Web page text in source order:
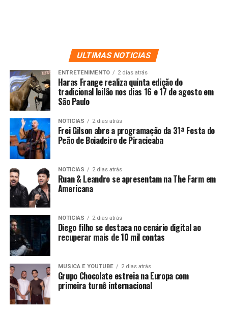
ULTIMAS NOTICIAS
ENTRETENIMENTO 2 dias atrás
Haras Frange realiza quinta edição do
tradicional leilão nos dias 16 e 17 de agosto em
São Paulo
NOTICIAS 2 dias atrás
Frei Gilson abre a programação da 31ª Festa do
Peão de Boiadeiro de Piracicaba
NOTICIAS 2 dias atrás
Ruan & Leandro se apresentam na The Farm em
Americana
NOTICIAS 2 dias atrás
Diego filho se destaca no cenário digital ao
recuperar mais de 10 mil contas
MUSICA E YOUTUBE 2 dias atrás
Grupo Chocolate estreia na Europa com
primeira turnê internacional